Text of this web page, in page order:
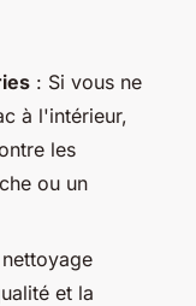
: Si vous ne
à l'intérieur,
les
ou un
et la